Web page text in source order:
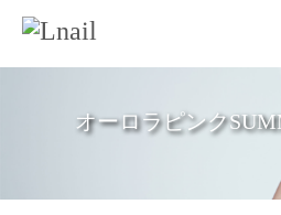
オーロラピンク